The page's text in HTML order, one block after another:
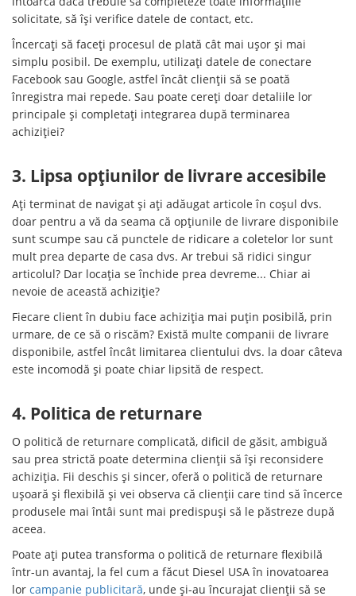
solicitate, să își verifice datele de contact, etc.
Încercați să faceți procesul de plată cât mai ușor și mai
simplu posibil. De exemplu, utilizați datele de conectare
Facebook sau Google, astfel încât clienții să se poată
înregistra mai repede. Sau poate cereți doar detaliile lor
principale și completați integrarea după terminarea
achiziției?
3. Lipsa opțiunilor de livrare accesibile
Ați terminat de navigat și ați adăugat articole în coșul dvs.
doar pentru a vă da seama că opțiunile de livrare disponibile
sunt scumpe sau că punctele de ridicare a coletelor lor sunt
mult prea departe de casa dvs. Ar trebui să ridici singur
articolul? Dar locația se închide prea devreme... Chiar ai
nevoie de această achiziție?
Fiecare client în dubiu face achiziția mai puțin posibilă, prin
urmare, de ce să o riscăm? Există multe companii de livrare
disponibile, astfel încât limitarea clientului dvs. la doar câteva
este incomodă și poate chiar lipsită de respect.
4. Politica de returnare
O politică de returnare complicată, dificil de găsit, ambiguă
sau prea strictă poate determina clienții să își reconsidere
achiziția. Fii deschis și sincer, oferă o politică de returnare
ușoară și flexibilă și vei observa că clienții care tind să încerce
produsele mai întâi sunt mai predispuși să le păstreze după
aceea.
Poate ați putea transforma o politică de returnare flexibilă
într-un avantaj, la fel cum a făcut Diesel USA în inovatoarea
lor campanie publicitară, unde și-au încurajat clienții să se